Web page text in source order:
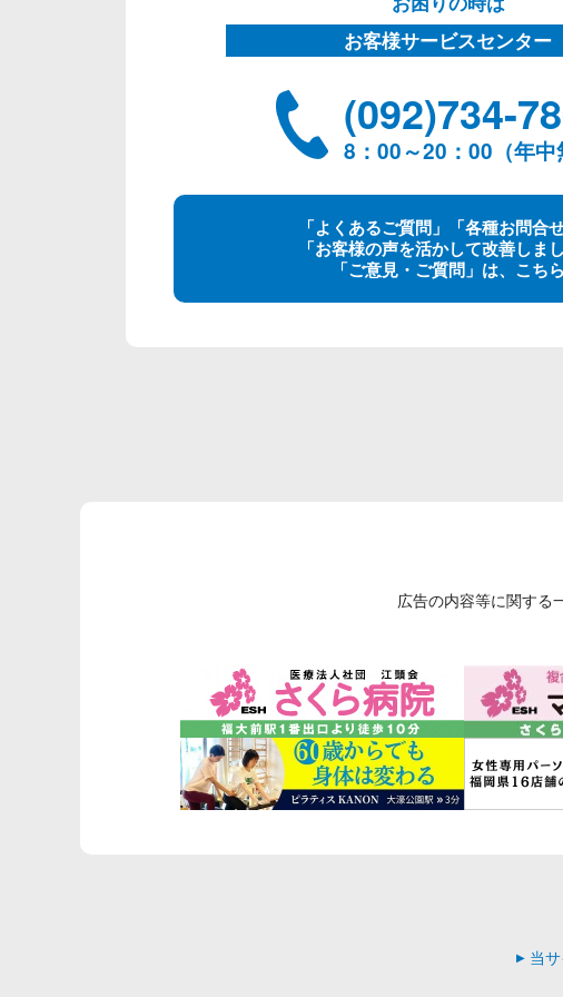
お客様サービスセンター
(092)734-
8：00～20：00（年中
「よくあるご質問」「各種お問合せ
「お客様の声を活かして改善しまし
「ご意見・ご質問」は、こちら
広告の内容等に関する
▶ 当